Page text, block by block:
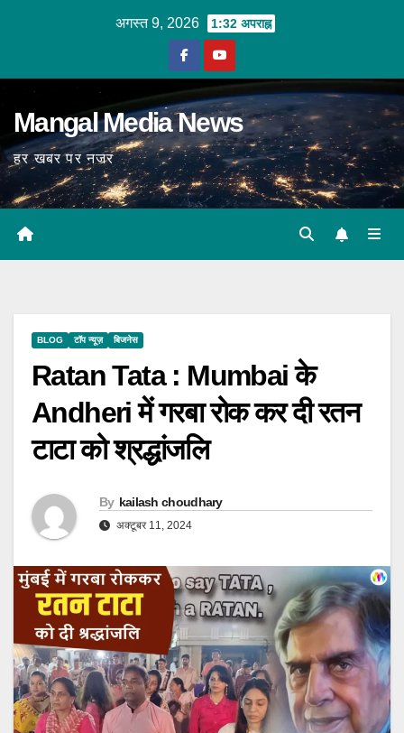
अगस्त 9, 2026 1:32 अपराह्न
Mangal Media News
हर खबर पर नजर
BLOG टॉप न्यूज़ बिजनेस
Ratan Tata : Mumbai के
Andheri में गरबा रोक कर दी रतन
टाटा को श्रद्धांजलि
By kailash choudhary
अक्टूबर 11, 2024